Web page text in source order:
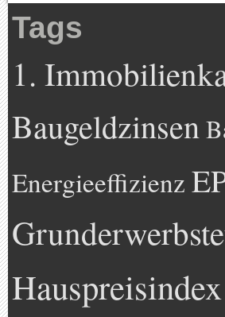
Tags
1.
Baugeldzinsen
Energieeffizienz
Hauspreisindex